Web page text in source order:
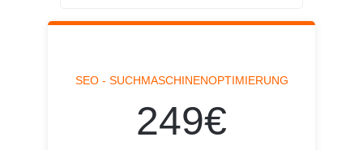
SEO - SUCHMASCHINENOPTIMIERUNG
249€